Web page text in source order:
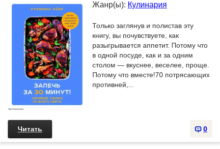
Жанр(ы): Кулинария
Только заглянув и полистав эту
книгу, вы почувствуете, как
разыгрывается аппетит. Потому что
в одной посуде, как и за одним
столом — вкуснее, веселее, проще.
Потому что вместе!70 потрясающих
противней,...
0
Читать